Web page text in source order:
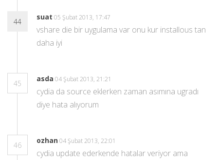
44
suat 05 Şubat 2013, 17:47
vshare die bir uygulama var onu kur installous tan
daha iyi
45
asda 04 Şubat 2013, 21:21
cydia da source eklerken zaman asımına ugradı
diye hata alıyorum
46
ozhan04 Şubat 2013, 22:01
cydia update ederkende hatalar veriyor ama